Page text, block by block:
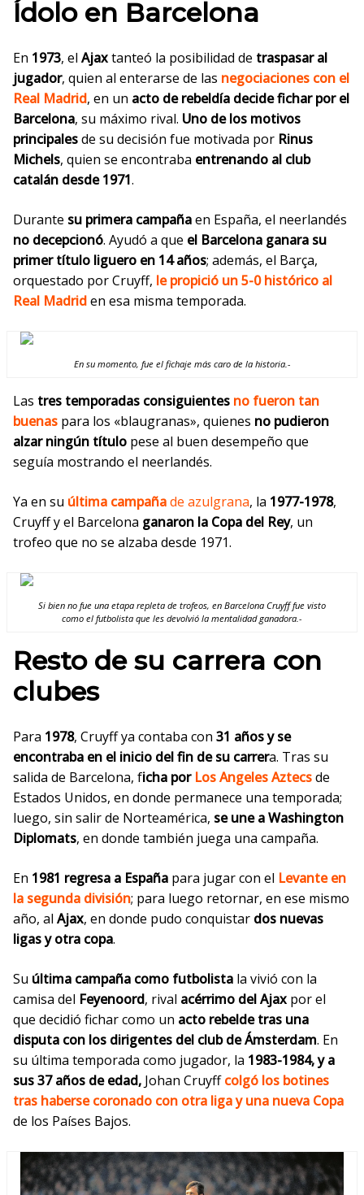
Ídolo en Barcelona
En 1973, el Ajaxtanteó la posibilidad de traspasar al
jugador, quien al enterarse de las negociaciones con el
Real Madrid, en un acto de rebeldía decide fichar por el
Barcelona, su máximo rival. Uno de los motivos
principalesde su decisión fue motivada por Rinus
Michels, quien se encontraba entrenando al club
catalán desde 1971.
Durante su primera campañaen España, el neerlandés
no decepcionó. Ayudó a que el Barcelona ganara su
primer título liguero en 14 años; además, el Barça,
orquestado por Cruyff, le propició un 5-0 histórico al
Real Madriden esa misma temporada.
En su momento, fue el fichaje más caro de la historia.-
Las tres temporadas consiguientes no fueron tan
buenas para los «blaugranas», quienes no pudieron
alzar ningún título pese al buen desempeño que
seguía mostrando el neerlandés.
Ya en su última campañade azulgrana, la 1977-1978,
Cruyff y el Barcelona ganaron la Copa del Rey, un
trofeo que no se alzaba desde 1971.
Si bien no fue una etapa repleta de trofeos, en Barcelona Cruyff fue visto
como el futbolista que les devolvió la mentalidad ganadora.-
Resto de su carrera con
clubes
Para 1978, Cruyff ya contaba con 31 años y se
encontraba en el inicio del fin de su carrera. Tras su
salida de Barcelona, ficha por LosAngeles Aztecsde
Estados Unidos, en donde permanece una temporada;
luego, sin salirde Norteamérica, seune a Washington
Diplomats, en donde también juega una campaña.
En 1981 regresa a España para jugar con el Levanteen
la segunda división; para luego retornar, en ese mismo
año, al Ajax, en donde pudo conquistar dos nuevas
ligas y otra copa.
Su última campaña como futbolista la vivió con la
camisa del Feyenoord, rival acérrimo del Ajax por el
que decidió fichar como un acto rebelde tras una
disputa con los dirigentes del club de Ámsterdam. En
su última temporada como jugador, la 1983-1984, y a
sus 37 años de edad, Johan Cruyffcolgó los botines
tras haberse coronado con otra liga y una nueva Copa
de los Países Bajos.